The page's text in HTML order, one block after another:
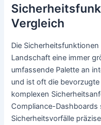
Vergleich
Die
Landschaft eine immer
umfassende Palette an
und ist oft die
komplexen
Compliance-Dashboards
Sicherheitsvorfälle